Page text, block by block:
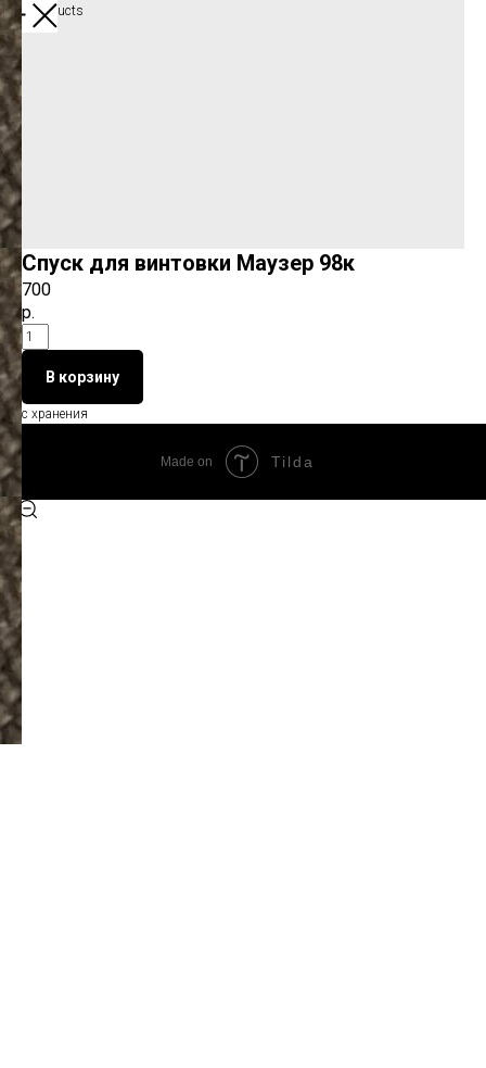
More products
Спуск для винтовки Маузер 98к
700
р.
В корзину
с хранения
Made on Tilda